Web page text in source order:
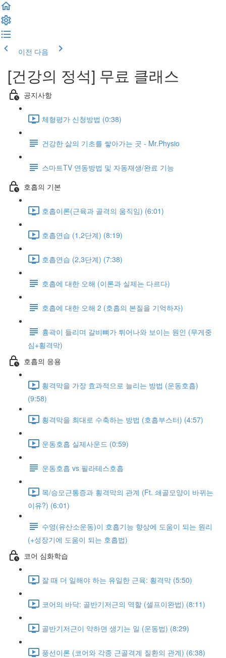
이전 다음
[건강의 정석] 무료 클래스
공지사항
체형평가 신청방법 (0:38)
건강한 삶의 기초를 쌓아가는 곳 - Mr.Physio
스마트TV 연동방법 및 자동재생/완료 기능
호흡의 기본
호흡이론(근육과 골격의 움직임) (6:01)
호흡연습 (1,2단계) (8:19)
호흡연습 (2,3단계) (7:38)
호흡에 대한 오해 (이론과 실제는 다르다)
호흡에 대한 오해 2 (호흡의 본질을 기억하자)
흉곽이 들리며 갈비뼈가 튀어나와 보이는 원인 (무게중
심+횡격막)
호흡의 응용
횡격막을 가장 효과적으로 늘리는 방법 (운동호흡)
(9:58)
횡격막을 최대로 수축하는 방법 (호흡부스터) (4:57)
운동호흡 실제사운드 (0:59)
운동호흡 vs 필라테스호흡
목/승모근통증과 횡격막의 관계 (Ft. 쇄골모양이 바뀌는
이유?) (6:01)
수영(유산소운동)이 호흡기능 향상에 도움이 되는 원리
(+성장기에 도움이 되는 호흡법)
코어 심화학습
잘 때 더 일해야 하는 유일한 근육: 횡격막 (5:50)
코어의 바닥: 골반기저근의 역할 (셀프이완법) (8:11)
골반기저근이 약하면 생기는 일 (운동법) (8:29)
풍선이론 (코어와 각종 근골격계 질환의 관계) (6:38)